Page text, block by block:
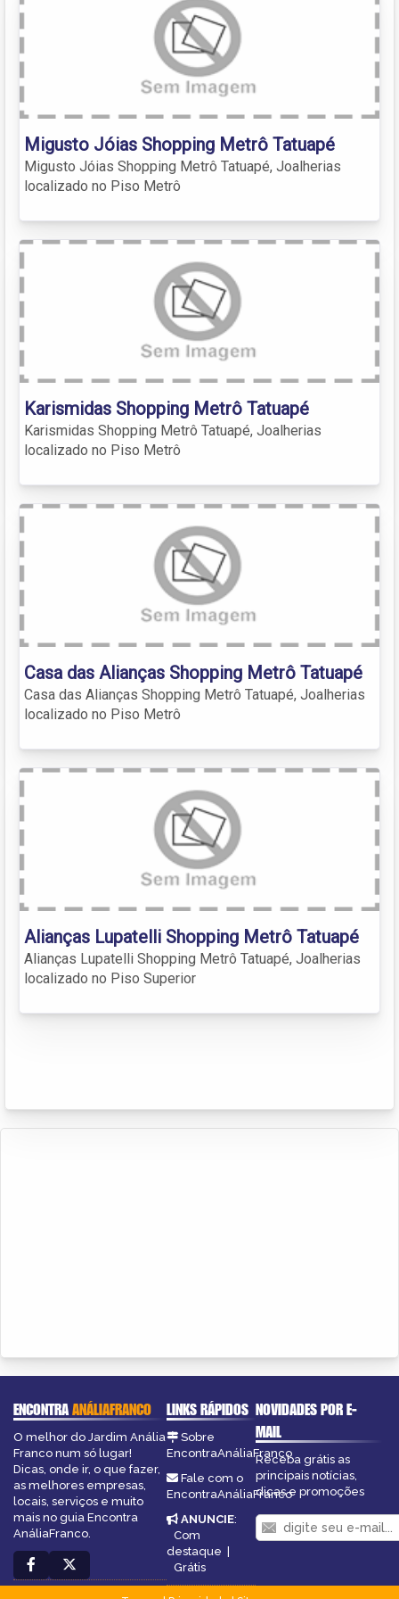
Migusto Jóias Shopping Metrô Tatuapé
Migusto Jóias Shopping Metrô Tatuapé, Joalherias
localizado no Piso Metrô
Karismidas Shopping Metrô Tatuapé
Karismidas Shopping Metrô Tatuapé, Joalherias
localizado no Piso Metrô
Casa das Alianças Shopping Metrô Tatuapé
Casa das Alianças Shopping Metrô Tatuapé, Joalherias
localizado no Piso Metrô
Alianças Lupatelli Shopping Metrô Tatuapé
Alianças Lupatelli Shopping Metrô Tatuapé, Joalherias
localizado no Piso Superior
ENCONTRAANÁLIAFRANCO
O melhor do Jardim Anália
Franco num só lugar!
Dicas, onde ir, o que fazer,
as melhores empresas,
locais, serviços e muito
mais no guia Encontra
AnáliaFranco.
LINKS RÁPIDOS
Sobre
EncontraAnáliaFranco
Fale com o
EncontraAnáliaFranco
ANUNCIE:
Com
destaque |
Grátis
NOVIDADES POR E-
MAIL
Receba grátis as
principais notícias,
dicas e promoções